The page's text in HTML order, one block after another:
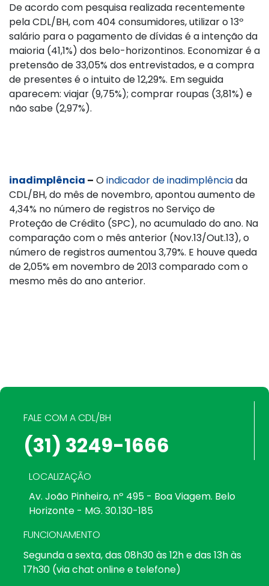
De acordo com pesquisa realizada recentemente
pela CDL/BH, com 404 consumidores, utilizar o 13º
salário para o pagamento de dívidas é a intenção da
maioria (41,1%) dos belo-horizontinos. Economizar é a
pretensão de 33,05% dos entrevistados, e a compra
de presentes é o intuito de 12,29%. Em seguida
aparecem: viajar (9,75%); comprar roupas (3,81%) e
não sabe (2,97%).
inadimplência – Oindicador de inadimplênciada
CDL/BH, do mês de novembro, apontou aumento de
4,34% no número de registros no Serviço de
Proteção de Crédito (SPC), no acumulado do ano. Na
comparação com o mês anterior (Nov.13/Out.13), o
número de registros aumentou 3,79%. E houve queda
de 2,05% em novembro de 2013 comparado com o
mesmo mês do ano anterior.
FALE COM A CDL/BH
(31) 3249-1666
LOCALIZAÇÃO
Av. João Pinheiro, nº 495 - Boa Viagem. Belo
Horizonte - MG. 30.130-185
FUNCIONAMENTO
Segunda a sexta, das 08h30 às 12h e das 13h às
17h30 (via chat online e telefone)